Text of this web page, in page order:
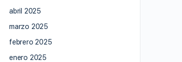
abril 2025
marzo 2025
febrero 2025
enero 2025